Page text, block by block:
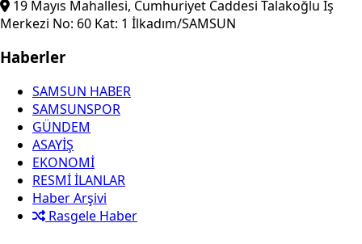
19 Mayıs Mahallesi, Cumhuriyet Caddesi Talakoğlu İş
Merkezi No: 60 Kat: 1 İlkadım/SAMSUN
Haberler
SAMSUN HABER
SAMSUNSPOR
GÜNDEM
ASAYİŞ
EKONOMİ
RESMİ İLANLAR
Haber Arşivi
Rasgele Haber